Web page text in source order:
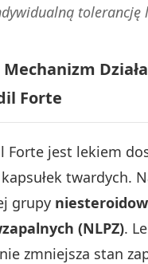
tolerancję
Mechanizm
Forte
Forte jest lekiem
twardych.
grupy
(NLPZ).
zmniejsza stan